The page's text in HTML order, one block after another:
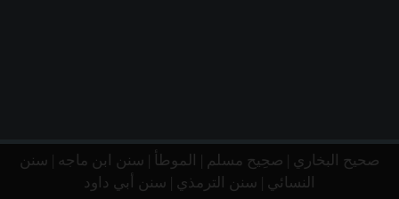
صحيح البخاري| صحِيح مسلم الموطأ سنن ابن ماجه|
سنن
النسائي| سنن الترمذي| سنن أبي داود